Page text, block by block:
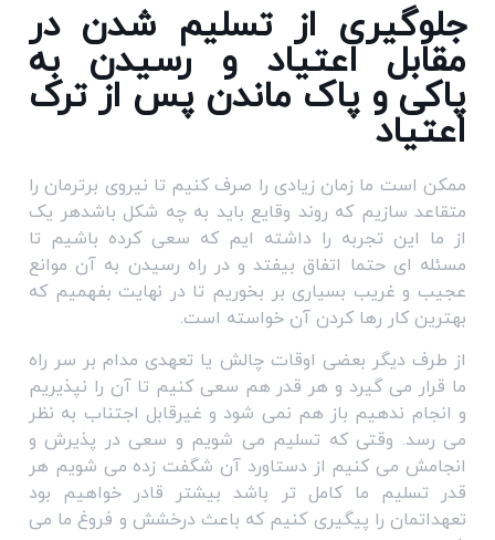
جلوگیری از تسلیم شدن در
مقابل اعتیاد و رسیدن به
پاکی و پاک ماندن پس از ترک
اعتیاد
ممکن است ما زمان زیادی را صرف کنیم تا نیروی برترمان را
متقاعد سازیم که روند وقایع باید به چه شکل باشدهر یک
از ما این تجربه را داشته ایم که سعی کرده باشیم تا
مسئله ای حتما اتفاق بیفتد و در راه رسیدن به آن موانع
عجیب و غریب بسیاری بر بخوریم تا در نهایت بفهمیم که
بهترین کار رها کردن آن خواسته است.
از طرف دیگر بعضی اوقات چالش یا تعهدی مدام بر سر راه
ما قرار می گیرد و هر قدر هم سعی کنیم تا آن را نپذیریم
و انجام ندهیم باز هم نمی شود و غیرقابل اجتناب به نظر
می رسد. وقتی که تسلیم می شویم و سعی در پذیرش و
انجامش می کنیم از دستاورد آن شگفت زده می شویم هر
قدر تسلیم ما کامل تر باشد بیشتر قادر خواهیم بود
تعهداتمان را پیگیری کنیم که باعث درخشش و فروغ ما می